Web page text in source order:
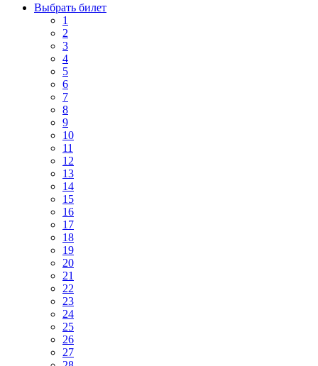
Выбрать билет
1
2
3
4
5
6
7
8
9
10
11
12
13
14
15
16
17
18
19
20
21
22
23
24
25
26
27